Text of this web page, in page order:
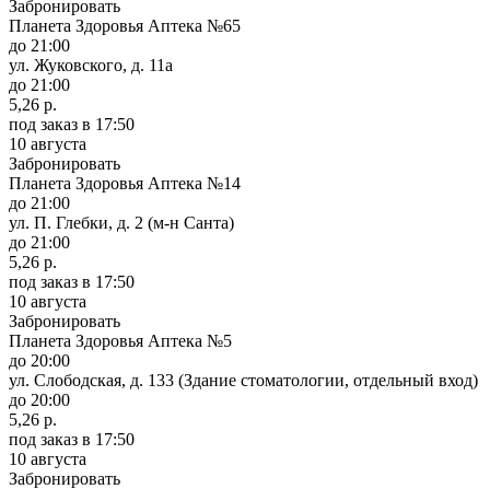
Забронировать
Планета Здоровья Аптека №65
до 21:00
ул. Жуковского, д. 11а
до 21:00
5,26 р.
под заказ в 17:50
10 августа
Забронировать
Планета Здоровья Аптека №14
до 21:00
ул. П. Глебки, д. 2 (м-н Санта)
до 21:00
5,26 р.
под заказ в 17:50
10 августа
Забронировать
Планета Здоровья Аптека №5
до 20:00
ул. Слободская, д. 133 (Здание стоматологии, отдельный вход)
до 20:00
5,26 р.
под заказ в 17:50
10 августа
Забронировать